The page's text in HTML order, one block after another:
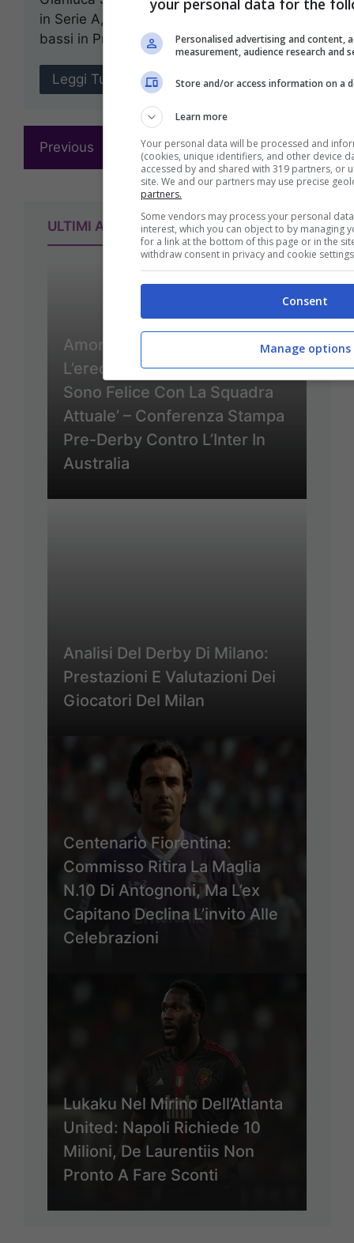
in Serie A, dopo un anno vissuto tra alti e
bassi in Premier League. ...
Leggi Tutto
Previous … 114 115 116
ULTIMI ARTICOLI
Amorim: ‘Porteremo Avanti
L’eredità Di Baresi. Mercato?
Sono Felice Con La Squadra
Attuale’ – Conferenza Stampa
Pre-Derby Contro L’Inter In
Australia
Analisi Del Derby Di Milano:
Prestazioni E Valutazioni Dei
Giocatori Del Milan
Centenario Fiorentina:
Commisso Ritira La Maglia
N.10 Di Antognoni, Ma L’ex
Capitano Declina L’invito Alle
Celebrazioni
Lukaku Nel Mirino Dell’Atlanta
United: Napoli Richiede 10
Milioni, De Laurentiis Non
Pronto A Fare Sconti
Personalised advertising and content,
measurement, audience research and
Store and/or access information on a
Learn more
Your personal data will be processed and
(cookies, unique identifiers, and other device
accessed by and shared with 319 partners, or
site. We and our partners may use precise
partners.
Some vendors may process your personal
interest, which you can object to by managing
for a link at the bottom of this page or in the
withdraw consent in privacy and cookie
Consent
Manage options